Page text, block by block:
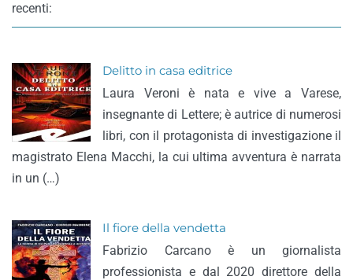
recenti:
Delitto in casa editrice
Laura Veroni è nata e vive a Varese,
insegnante di Lettere; è autrice di numerosi
libri, con il protagonista di investigazione il
magistrato Elena Macchi, la cui ultima avventura è narrata
in un (…)
Il fiore della vendetta
Fabrizio Carcano è un giornalista
professionista e dal 2020 direttore della